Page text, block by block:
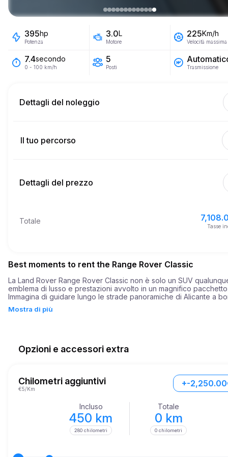
395hp
Potenza
3.0L
Motore
225Km/h
Velocità massima
7.4secondo
0 - 100 km/h
5
Posti Trasmissione
Dettagli del noleggio
Il tuo percorso
Fine
Dettagli del prezzo
Totale
Tasse
Best moments to rent the Range Rover Classic
La Land Rover Range Rover Classic non è solo un SUV
emblema di lusso e prestazioni avvolto in un magnifico
Immagina di guidare lungo le strade panoramiche di Alicante a
morbide ed eleganti, offre un'esperienza di guida
355 cavalli, assicurandoti così il pieno controllo della strada. Con
un'accelerazione notevole di 8,5 secondi da 0 a 100 km/h,
La versatilità della Range Rover Classic la rende ideale sia per
urbani che per avventure all'aperto, un compagno perfetto per
che bramano sia l'eleganza che la funzionalità.
Mostra di più
Opzioni e accessori extra
Chilometri aggiuntivi
€5/Km
+-
Incluso
450 km
280 chilometri
Totale
0 km
0 chilometri